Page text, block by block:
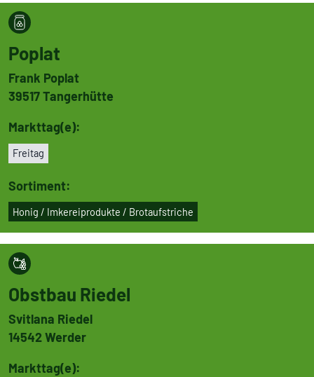
Poplat
Frank Poplat
39517Tan­ger­hütte
Markttag(e):
Freitag
Sortiment:
Honig / Imke­rei­pro­dukte / Brot­auf­stri­che
Obstbau Riedel
Svitlana Riedel
14542Werder
Markttag(e):